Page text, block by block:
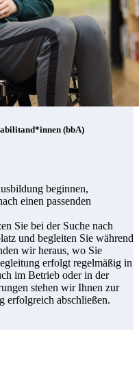
(bbA)
beginnen,
einen passenden
Sie bei der Suche nach
und begleiten Sie während
wir heraus, wo Sie
erfolgt regelmäßig in
im Betrieb oder in der
stehen wir Ihnen zur
erfolgreich abschließen.